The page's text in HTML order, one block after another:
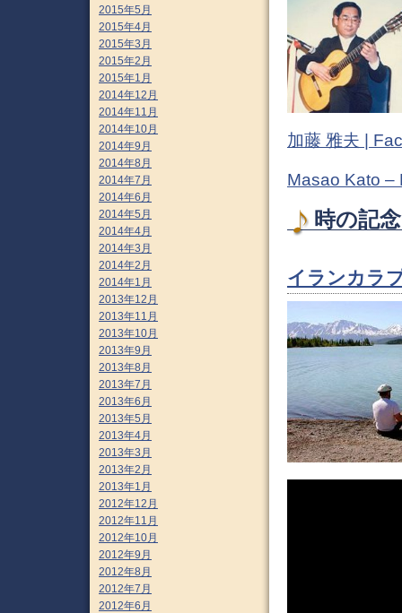
加藤 雅夫 |
Masao Kato –
時の記
イランカラ
2015年5月
2015年4月
2015年3月
2015年2月
2015年1月
2014年12月
2014年11月
2014年10月
2014年9月
2014年8月
2014年7月
2014年6月
2014年5月
2014年4月
2014年3月
2014年2月
2014年1月
2013年12月
2013年11月
2013年10月
2013年9月
2013年8月
2013年7月
2013年6月
2013年5月
2013年4月
2013年3月
2013年2月
2013年1月
2012年12月
2012年11月
2012年10月
2012年9月
2012年8月
2012年7月
2012年6月